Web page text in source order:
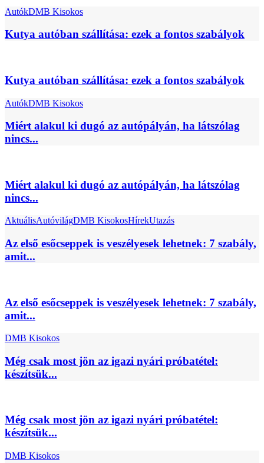
AutókDMB Kisokos
Kutya autóban szállítása: ezek a fontos szabályok
Kutya autóban szállítása: ezek a fontos szabályok
AutókDMB Kisokos
Miért alakul ki dugó az autópályán, ha látszólag
nincs...
Miért alakul ki dugó az autópályán, ha látszólag
nincs...
AktuálisAutóvilágDMB KisokosHírekUtazás
Az első esőcseppek is veszélyesek lehetnek: 7 szabály,
amit...
Az első esőcseppek is veszélyesek lehetnek: 7 szabály,
amit...
DMB Kisokos
Még csak most jön az igazi nyári próbatétel:
készítsük...
Még csak most jön az igazi nyári próbatétel:
készítsük...
DMB Kisokos